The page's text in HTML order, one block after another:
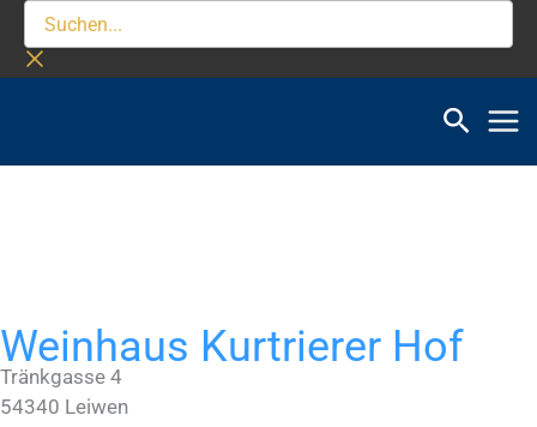
Inhalt
springen
Weinhaus Kurtrierer Hof
Tränkgasse 4
54340 Leiwen